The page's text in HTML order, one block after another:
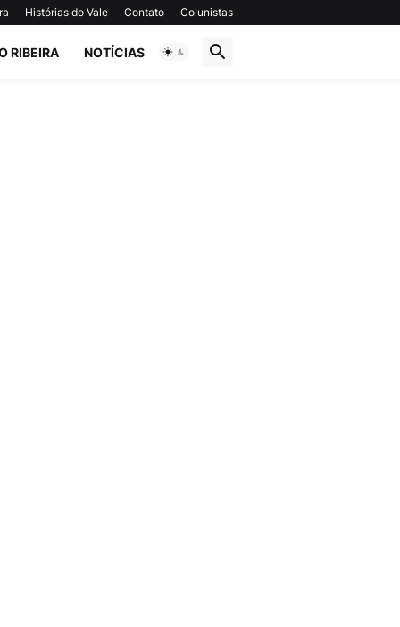
Histórias do Vale Contato Colunistas
RIBEIRA NOTÍCIAS